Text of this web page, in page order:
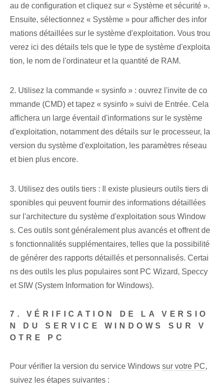
au de configuration et cliquez sur « Système et sécurité ».
Ensuite, sélectionnez « Système » pour afficher des infor
mations détaillées sur le système d'exploitation. Vous trou
verez ici des détails tels que le type de système d'exploita
tion, le nom de l'ordinateur et la quantité de RAM.
2. Utilisez la commande « sysinfo » : ouvrez l'invite de co
mmande (CMD) et tapez « sysinfo » suivi de Entrée. Cela
affichera un large éventail d'informations sur le système
d'exploitation, notamment des détails sur le processeur, la
version du système d'exploitation, les paramètres réseau
et bien plus encore.
3. Utilisez des outils tiers : Il existe plusieurs outils tiers di
sponibles qui peuvent fournir des informations détaillées
sur l'architecture du système d'exploitation sous Window
s. Ces outils sont généralement plus avancés et offrent de
s fonctionnalités supplémentaires, telles que la possibilité
de générer des rapports détaillés et personnalisés. Certai
ns des outils les plus populaires sont PC Wizard, Speccy
et SIW (System Information for Windows).
7. VÉRIFICATION DE LA VERSIO
N DU SERVICE WINDOWS SUR V
OTRE PC
Pour vérifier la version du service Windows sur votre PC,
suivez les étapes suivantes :